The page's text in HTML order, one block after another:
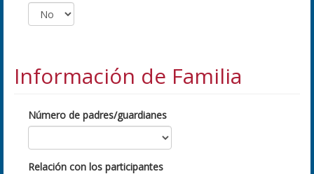
Información de Familia
Número de padres/guardianes
Relación con los participantes